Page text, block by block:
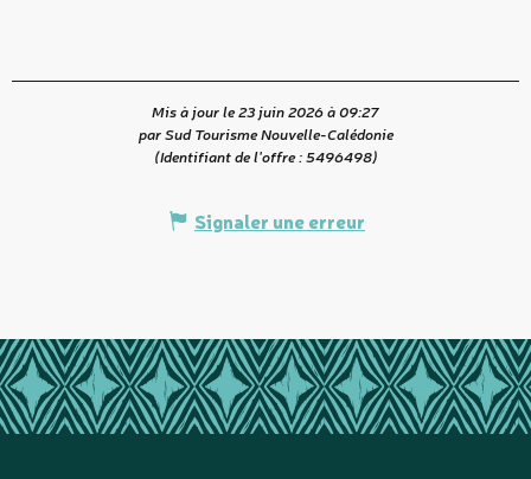
Mis à jour le 23 juin 2026 à 09:27
par Sud Tourisme Nouvelle-Calédonie
(Identifiant de l'offre :5496498)
Signaler une erreur